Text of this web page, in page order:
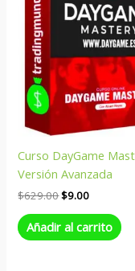
Curso DayGame
Versión Avanzada
$629.00$9.00
Añadir al carrito